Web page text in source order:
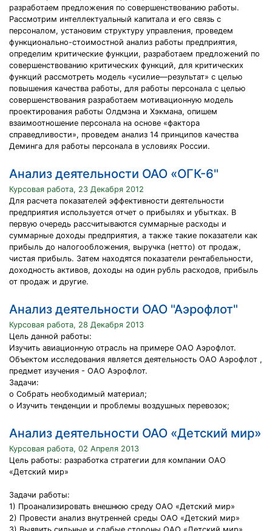
разработаем предложения по совершенствованию работы.
Рассмотрим интеллектуальный капитала и его связь с
персоналом, установим структуру управления, проведем
функционально-стоимостной анализ работы предприятия,
определим критические функции, разработаем предложений по
совершенствованию критических функций, для критических
функций рассмотреть модель «усилие—результат» с целью
повышения качества работы, для работы персонала с целью
совершенствования разработаем мотивационную модель
проектирования работы Олдмэна и Хэкмана, опишем
взаимоотношение персонала на основе «фактора
справедливости», проведем анализ 14 принципов качества
Деминга для работы персонала в условиях России.
Анализ деятельности ОАО «ОГК-6"
Курсовая работа, 23 Декабря 2012
Для расчета показателей эффективности деятельности
предприятия используется отчет о прибылях и убытках. В
первую очередь рассчитываются суммарные расходы и
суммарные доходы предприятия, а также такие показатели как
прибыль до налогообложения, выручка (нетто) от продаж,
чистая прибыль. Затем находятся показатели рентабельности,
доходность активов, доходы на один рубль расходов, прибыль
от продаж и другие.
Анализ деятельности ОАО "Аэрофлот"
Курсовая работа, 28 Декабря 2013
Цель данной работы:
Изучить авиационную отрасль на примере ОАО Аэрофлот.
Объектом исследования является деятельность ОАО Аэрофлот ,
предмет изучения - ОАО Аэрофлот.
Задачи:
o Собрать необходимый материал;
o Изучить тенденции и проблемы воздушных перевозок;
Анализ деятельности ОАО «Детский мир»
Курсовая работа, 02 Апреля 2013
Цель работы: разработка стратегии для компании ОАО
«Детский мир»
Задачи работы:
1) Проанализировать внешнюю среду ОАО «Детский мир»
2) Провести анализ внутренней среды ОАО «Детский мир»